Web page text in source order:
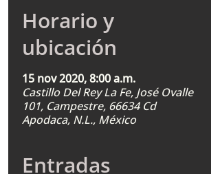
Horario y
ubicación
15 nov 2020, 8:00 a.m.
Castillo Del Rey La Fe, José Ovalle
101, Campestre, 66634 Cd
Apodaca, N.L., México
Entradas